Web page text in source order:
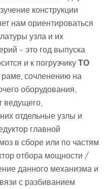
конструкции
нам ориентироваться
узла и их
– это год выпуска
и к погрузчикуТО
сочленению на
оборудования,
ведущего,
отдельные узлы и
главной
в сборе или по частям
отбора мощности /
данного механизма и
с разбиванием